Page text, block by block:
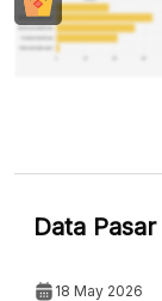
Data Pasar
18 May 2026